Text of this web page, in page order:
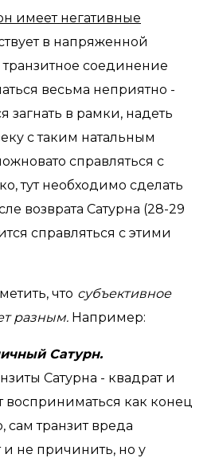
имеет негативные
в напряженной
соединение
весьма неприятно -
загнать в рамки, надеть
с таким натальным
справляться с
тут необходимо сделать
возврата Сатурна (28-29
справляться с этими
что субъективное
разным. Например:
Сатурн.
Сатурна - квадрат и
восприниматься как конец
сам транзит вреда
и не причинить, но у